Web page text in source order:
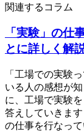
関連するコラム
「実験」の仕
とに詳しく解
「工場での実験
いる人の感想が
に、工場で実験
答えしていきま
の仕事を行なっ